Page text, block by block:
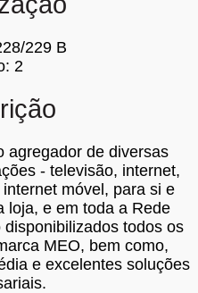
229 B
2
agregador de diversas
- televisão, internet,
móvel, para si e
loja, e em toda a Rede
todos os
MEO, bem como,
e excelentes soluções